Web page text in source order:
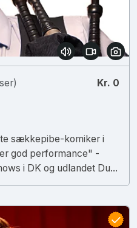
Kr. 0
sækkepibe-komiker i
god performance" -
i DK og udlandet Du...